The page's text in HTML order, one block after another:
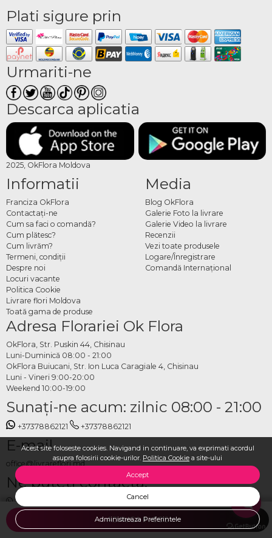
Acest site foloseste cookies. Navigand in continuare, va exprimati acordul
asupra folosirii cookie-urilor. Politica Cookie a site-ului
Accept
Cancel
Administreaza Preferintele
ADAUGA IN COS
Plati sigure prin
Urmariti-ne
Descarca aplicatia
2025, OkFlora Moldova
Informatii
Franciza OkFlora
Contactaţi-ne
Cum sa faci o comandă?
Cum plătesc?
Cum livrăm?
Termeni, condiţii
Despre noi
Locuri vacante
Politica Cookie
Livrare flori Moldova
Toată gama de produse
Media
Blog OkFlora
Galerie Foto la livrare
Galerie Video la livrare
Recenzii
Vezi toate produsele
Logare/Înregistrare
Comandă Internațional
Adresa Florariei Ok Flora
OkFlora, Str. Puskin 44, Chisinau
Luni-Duminică 08:00 - 21:00
OkFlora Buiucani, Str. Ion Luca Caragiale 4, Chisinau
Luni - Vineri 9:00-20:00
Weekend 10:00-19:00
Sunaţi-ne acum: zilnic 08:00 - 21:00
+37378862121 +37378862121
E-mail
office@livrareflori.md
Ne puteți contacta:
whatsapp